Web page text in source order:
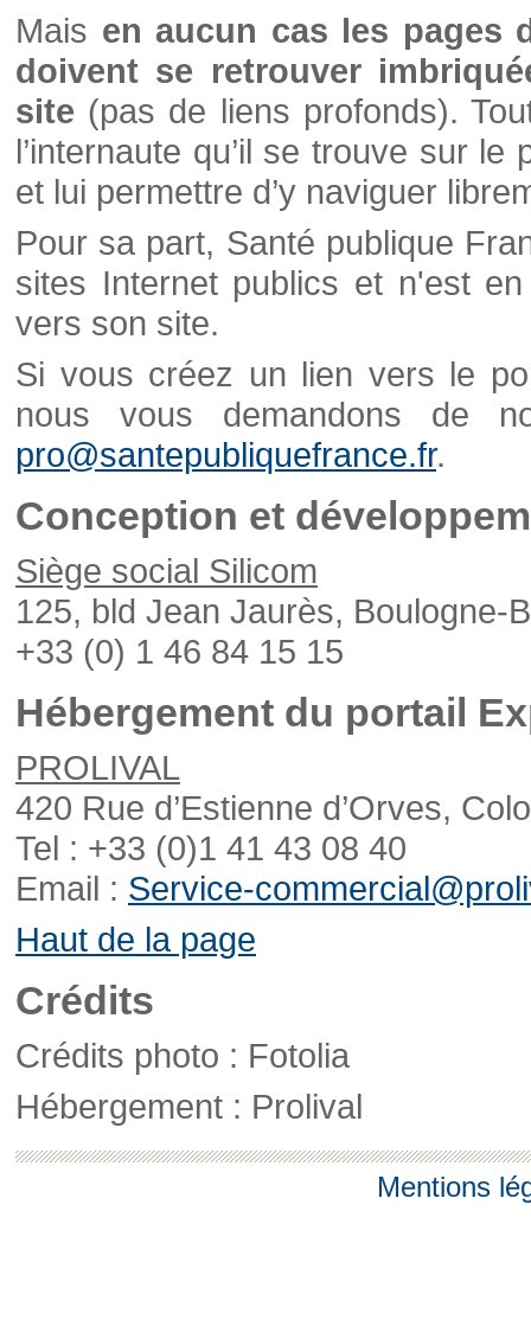
Mais en aucun cas les pages
doivent se retrouver
site (pas de liens profonds).
l’internaute qu’il se trouve sur
et lui permettre d’y naviguer
Pour sa part, Santé publique
sites Internet publics et n'est
vers son site.
Si vous créez un lien vers le
nous vous demandons de
pro@santepubliquefrance.fr.
Conception et
Siège social Silicom
125, bld Jean Jaurès, Boulogne-
+33 (0) 1 46 84 15 15
Hébergement du portail
PROLIVAL
420 Rue d’Estienne d’Orves,
Tel : +33 (0)1 41 43 08 40
Email : Service-
Haut de la page
Crédits
Crédits photo : Fotolia
Hébergement : Prolival
Mentions